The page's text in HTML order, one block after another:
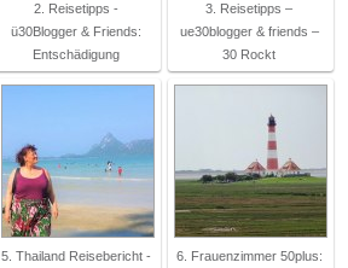
2. Reisetipps -
ü30Blogger & Friends:
Entschädigung
3. Reisetipps –
ue30blogger & friends –
30 Rockt
5. Thailand Reisebericht -
6. Frauenzimmer 50plus: